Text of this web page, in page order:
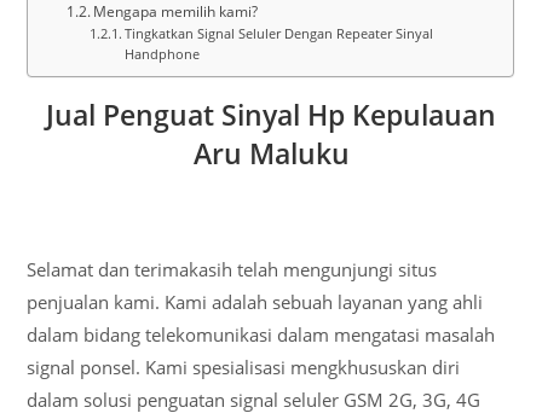
Mengapa memilih kami?
Tingkatkan Signal Seluler Dengan Repeater Sinyal
Handphone
Jual Penguat Sinyal Hp Kepulauan
Aru Maluku
Selamat dan terimakasih telah mengunjungi situs
penjualan kami. Kami adalah sebuah layanan yang ahli
dalam bidang telekomunikasi dalam mengatasi masalah
signal ponsel. Kami spesialisasi mengkhususkan diri
dalam solusi penguatan signal seluler GSM 2G, 3G, 4G